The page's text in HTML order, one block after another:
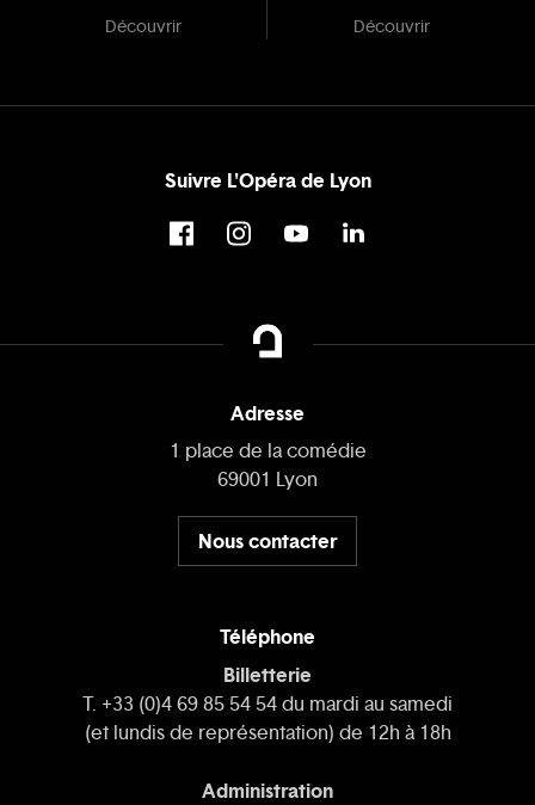
Découvrir Découvrir
Suivre L'Opéra de Lyon
Adresse
1 place de la comédie
69001 Lyon
Nous contacter
Téléphone
Billetterie
T. +33 (0)4 69 85 54 54 du mardi au samedi
(et lundis de représentation) de 12h à 18h
Administration